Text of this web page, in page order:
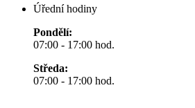
Úřední hodiny
Pondělí:
07:00 - 17:00 hod.
Středa:
07:00 - 17:00 hod.